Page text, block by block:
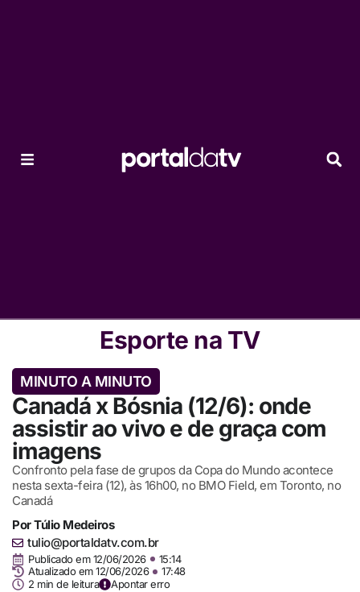
Esporte na TV
MINUTO A MINUTO
Canadá x Bósnia (12/6): onde
assistir ao vivo e de graça com
imagens
Confronto pela fase de grupos da Copa do Mundo acontece
nesta sexta-feira (12), às 16h00, no BMO Field, em Toronto, no
Canadá
PorTúlio Medeiros
tulio@portaldatv.com.br
Publicado em 12/06/2026
15:14
Atualizado em 12/06/2026
17:48
2 min de leitura
Apontar erro